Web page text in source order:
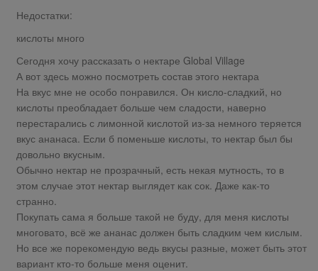
Недостатки:
кислоты много
Сегодня хочу рассказать о нектаре Global Village
А вот здесь можно посмотреть состав этого нектара
На вкус мне не особо понравился. Он кисло-сладкий, но
кислоты преобладает больше чем сладости, наверно
перестарались с лимонной кислотой из-за немного теряется
вкус ананаса. Если б поменьше кислоты, то нектар был бы
довольно вкусным.
Обычно нектар не прозрачный, есть некая мутность, то в
этом случае этот нектар выглядет как сок. Даже как-то
странно.
Покупать сама я больше такой не буду, для меня кислоты
многовато, всё же ананас должен быть сладким чем кислым.
Но все же порекомендую ведь вкусы разные, может быть этот
вариант кто-то больше меня оценит.